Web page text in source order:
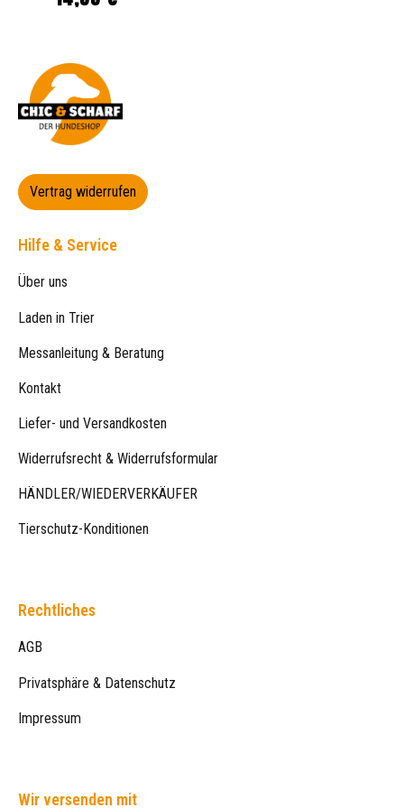
Vertrag widerrufen
Hilfe & Service
Über uns
Laden in Trier
Messanleitung & Beratung
Kontakt
Liefer- und Versandkosten
Widerrufsrecht & Widerrufsformular
HÄNDLER/WIEDERVERKÄUFER
Tierschutz-Konditionen
Rechtliches
AGB
Privatsphäre & Datenschutz
Impressum
Wir versenden mit